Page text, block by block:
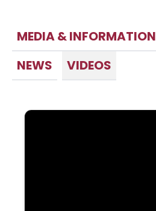
MEDIA & INFORMATION
NEWS
VIDEOS